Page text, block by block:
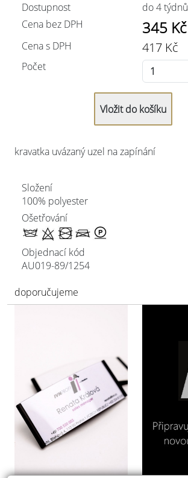
Dostupnost
do 4 týdnů
Cena bez DPH
345 Kč
Cena s DPH 417 Kč
Počet
kravatka uvázaný uzel na zapínání
Složení
100% polyester
Ošetřování
Objednací kód
AU019-89/1254
doporučujeme